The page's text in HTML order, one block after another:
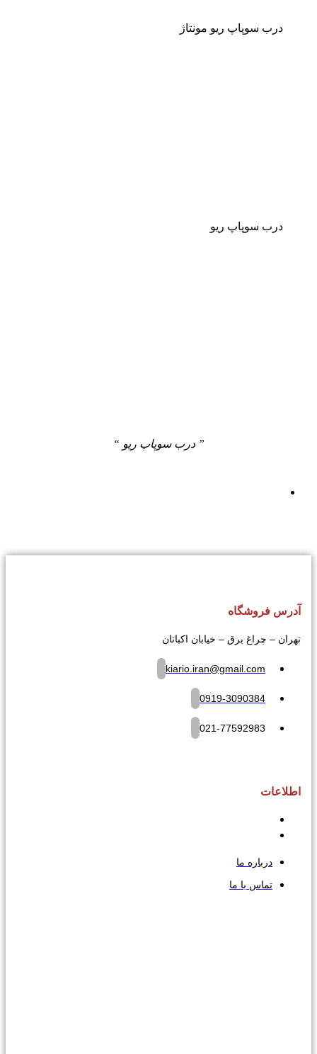
درب سوپاپ ریو مونتاژ
درب سوپاپ ریو
” درب سوپاپ ریو “
آدرس فروشگاه
تهران – چراغ برق – خیابان اکباتان
kiario.iran@gmail.com
0919-3090384
021-77592983
اطلاعات
درباره ما
تماس با ما